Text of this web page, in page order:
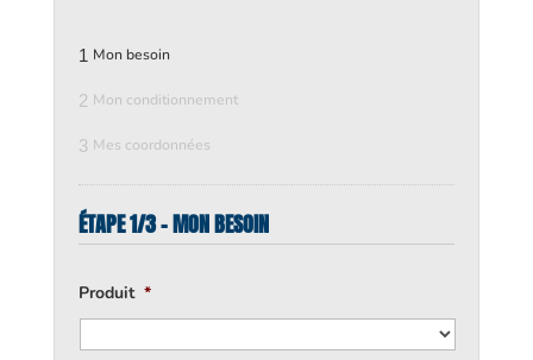
1 Mon besoin
2 Mon conditionnement
3 Mes coordonnées
ÉTAPE 1/3 - MON BESOIN
Produit *